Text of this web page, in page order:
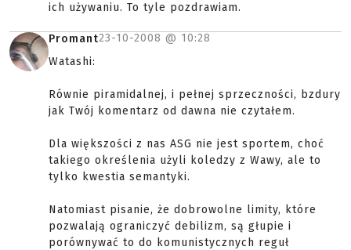
ich używaniu. To tyle pozdrawiam.
Promant23-10-2008 @ 10:28
Watashi:
Równie piramidalnej, i pełnej sprzeczności, bzdury
jak Twój komentarz od dawna nie czytałem.
Dla większości z nas ASG nie jest sportem, choć
takiego określenia użyli koledzy z Wawy, ale to
tylko kwestia semantyki.
Natomiast pisanie, że dobrowolne limity, które
pozwalają ograniczyć debilizm, są głupie i
porównywać to do komunistycznych reguł